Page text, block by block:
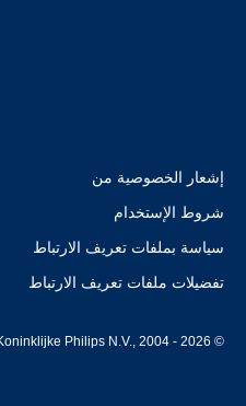
إشعار الخصوصية من
شروط الإستخدام
سياسة بملفات تعريف الارتباط
تفضيلات ملفات تعريف الارتباط
© Koninklijke Philips N.V., 2004 - 2026. كل الحقوق محفوظة.